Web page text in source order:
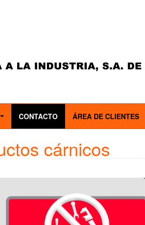
CONTACTO ÁREA DE CLIENTES
cárnicos